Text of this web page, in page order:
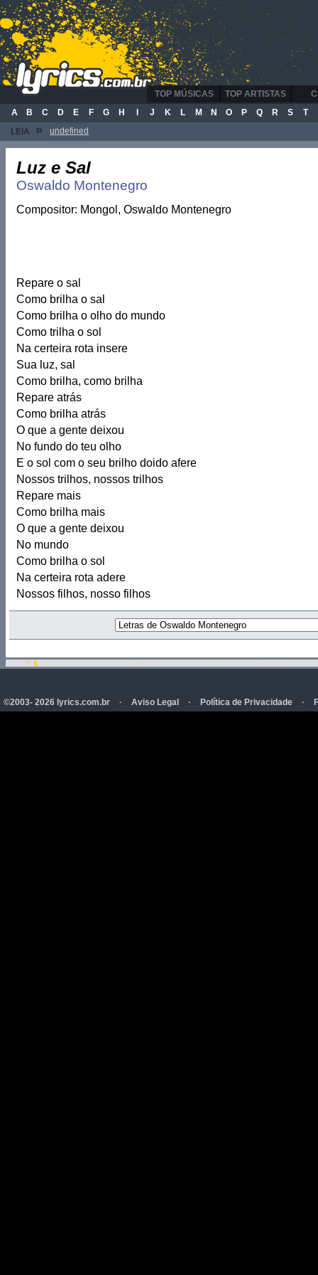
TOP ARTISTAS
TOP MÚSICAS
A
B C D E F G H J K L M N O P Q R S T
LEIA
» undefined
Luz e Sal
Oswaldo Montenegro
Compositor: Mongol, Oswaldo Montenegro
Repare o sal
Como brilha o sal
Como brilha o olho do mundo
Como trilha o sol
Na certeira rota insere
Sua luz, sal
Como brilha, como brilha
Repare atrás
Como brilha atrás
O que a gente deixou
No fundo do teu olho
E o sol com o seu brilho doido afere
Nossos trilhos, nossos trilhos
Repare mais
Como brilha mais
O que a gente deixou
No mundo
Como brilha o sol
Na certeira rota adere
Nossos filhos, nosso filhos
©2003- 2026 lyrics.com.br · Aviso Legal · Política de Privacidade ·